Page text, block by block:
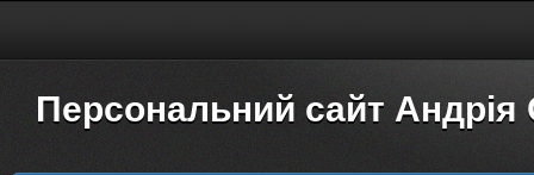
Персональний сайт Андрія